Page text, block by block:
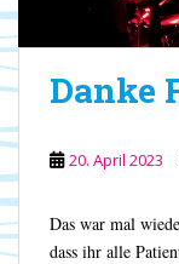
Danke
20. April 2023
Das war mal
dass ihr alle